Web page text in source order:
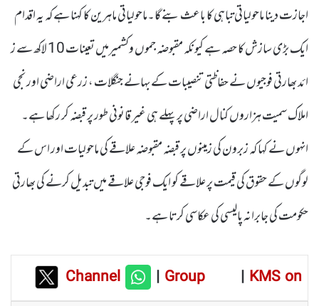
اجازت دینا ماحولیاتی تباہی کا باعث بنے گا۔ماحولیاتی ماہرین کا کہنا ہے کہ یہ اقدام
ایک بڑی سازش کا حصہ ہے کیونکہ مقبوضہ جموں وکشمیرمیں تعینات 10 لاکھ سے ز
ائد بھارتی فوجیوں نے حفاظتی تنصیبات کے بہانے جنگلات ، زرعی اراضی اور نجی
املاک سمیت ہزاروں کنال اراضی پر پہلے ہی غیر قانونی طور پر قبضہ کر رکھا ہے۔
انہوں نے کہا کہ زبرون کی زمینوں پر قبضہ مقبوضہ علاقے کی ماحولیات اور اس کے
لوگوں کے حقوق کی قیمت پر علاقے کو ایک فوجی علاقے میں تبدیل کرنے کی بھارتی
حکومت کی جابرانہ پالیسی کی عکاسی کرتا ہے۔
Channel |Group | KMS on